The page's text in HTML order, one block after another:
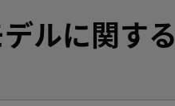
ルに関す